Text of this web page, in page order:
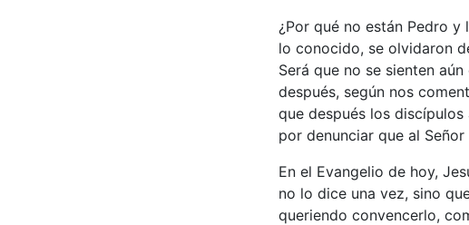
¿Por qué no están Pedro
lo conocido, se olvidaron
Será que no se sienten
después, según nos
que después los
por denunciar que al
En el Evangelio de hoy,
no lo dice una vez, sino
queriendo convencerlo,